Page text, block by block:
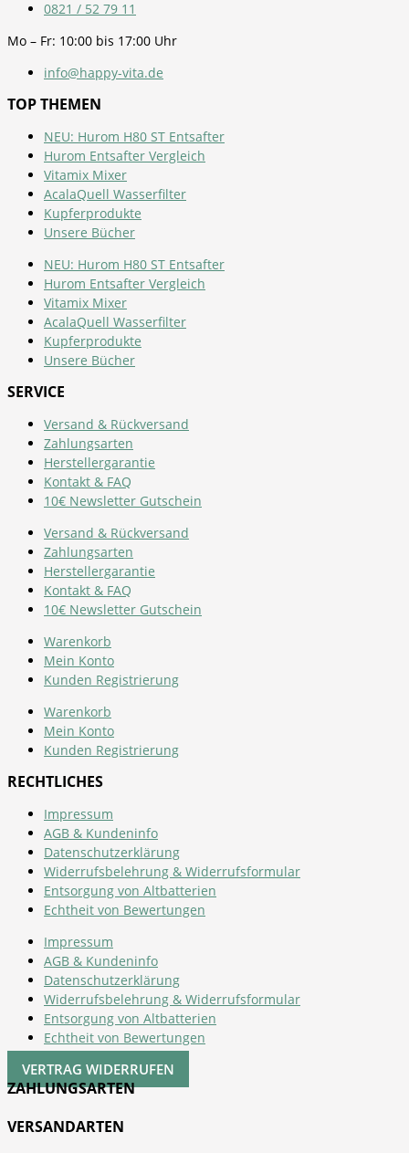
0821 / 52 79 11
Mo – Fr: 10:00 bis 17:00 Uhr
info@happy-vita.de
TOP THEMEN
NEU: Hurom H80 ST Entsafter
Hurom Entsafter Vergleich
Vitamix Mixer
AcalaQuell Wasserfilter
Kupferprodukte
Unsere Bücher
NEU: Hurom H80 ST Entsafter
Hurom Entsafter Vergleich
Vitamix Mixer
AcalaQuell Wasserfilter
Kupferprodukte
Unsere Bücher
SERVICE
Versand & Rückversand
Zahlungsarten
Herstellergarantie
Kontakt & FAQ
10€ Newsletter Gutschein
Versand & Rückversand
Zahlungsarten
Herstellergarantie
Kontakt & FAQ
10€ Newsletter Gutschein
Warenkorb
Mein Konto
Kunden Registrierung
Warenkorb
Mein Konto
Kunden Registrierung
RECHTLICHES
Impressum
AGB & Kundeninfo
Datenschutzerklärung
Widerrufsbelehrung & Widerrufsformular
Entsorgung von Altbatterien
Echtheit von Bewertungen
Impressum
AGB & Kundeninfo
Datenschutzerklärung
Widerrufsbelehrung & Widerrufsformular
Entsorgung von Altbatterien
Echtheit von Bewertungen
VERTRAG WIDERRUFEN
ZAHLUNGSARTEN
VERSANDARTEN